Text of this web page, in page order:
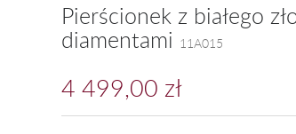
Pierścionek z białego
diamentami 11A015
4 499,00 zł